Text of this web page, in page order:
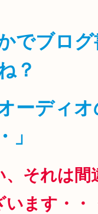
でブロ
？
ーディ
」
、それは間
ます・・